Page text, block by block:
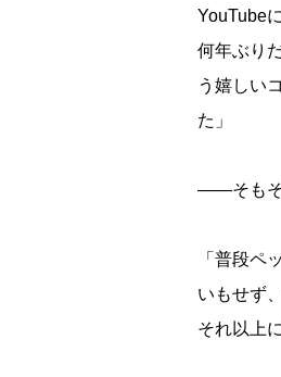
YouTube
何年ぶり
う嬉しい
た」
――そもそ
「普段ペ
いもせず
それ以上